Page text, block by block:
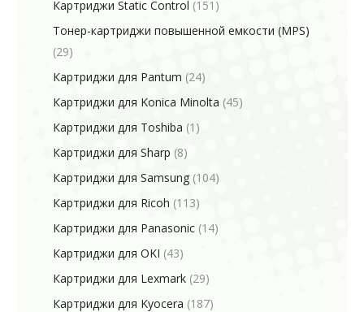
Картриджи Static Control (151)
Тонер-картриджи повышенной емкости (MPS)
(29)
Картриджи для Pantum (24)
Картриджи для Konica Minolta (45)
Картриджи для Toshiba (1)
Картриджи для Sharp (8)
Картриджи для Samsung (104)
Картриджи для Ricoh (113)
Картриджи для Panasonic (14)
Картриджи для OKI (43)
Картриджи для Lexmark (29)
Картриджи для Kyocera (187)